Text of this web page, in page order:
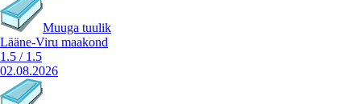
Muuga tuulik
Lääne-Viru maakond
1.5 / 1.5
02.08.2026